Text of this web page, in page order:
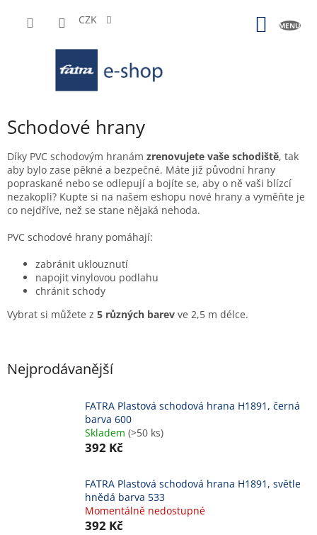
CZK
Schodové hrany
Díky PVC schodovým hranám zrenovujete vaše schodiště, tak
aby bylo zase pěkné a bezpečné. Máte již původní hrany
popraskané nebo se odlepují a bojíte se, aby o ně vaši blízcí
nezakopli? Kupte si na našem eshopu nové hrany a vyměňte je
co nejdříve, než se stane nějaká nehoda.
PVC schodové hrany pomáhají:
zabránit uklouznutí
napojit vinylovou podlahu
chránit schody
Vybrat si můžete z 5 různých barev ve 2,5 m délce.
Nejprodávanější
FATRA Plastová schodová hrana H1891, černá
barva 600
Skladem (>50 ks)
392 Kč
FATRA Plastová schodová hrana H1891, světle
hnědá barva 533
Momentálně nedostupné
392 Kč